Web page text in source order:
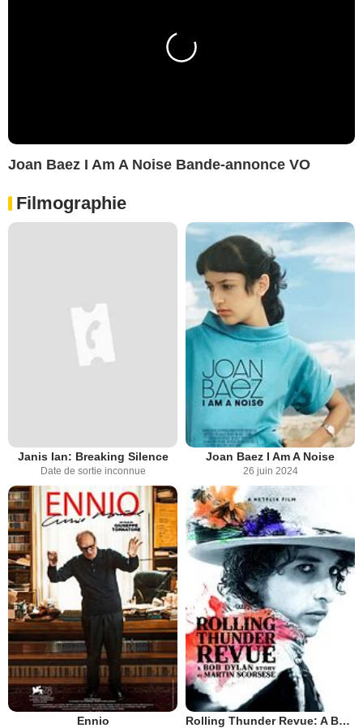
Joan Baez I Am A Noise Bande-annonce VO
Filmographie
Janis Ian: Breaking Silence
Date de sortie inconnue
Joan Baez I Am A Noise
26 juin 2024
Ennio Rolling Thunder Revue: A Bob Dylan Story By Martin Scorsese